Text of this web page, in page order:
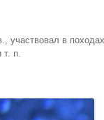
участвовал в
т. п.